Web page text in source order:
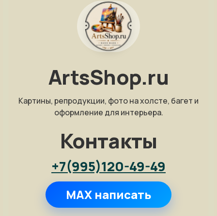
ArtsShop.ru
Картины, репродукции, фото на холсте, багет и
оформление для интерьера.
Контакты
+7(995)120-49-49
MAX написать